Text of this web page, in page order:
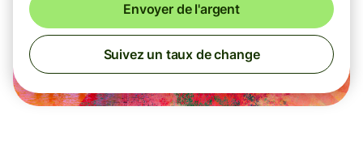
Envoyer de l'argent
Suivez un taux de change